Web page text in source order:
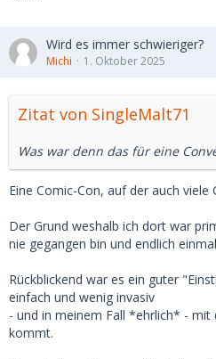
Wird es immer schwieriger?
Michi 1. Oktober 2025
Zitat von SingleMalt71
Was war denn das für eine
Eine Comic-Con, auf der auch viele
Der Grund weshalb ich dort war
nie gegangen bin und endlich
Rückblickend war es ein guter
einfach und wenig invasiv
- und in meinem Fall *ehrlich* - mit
kommt.